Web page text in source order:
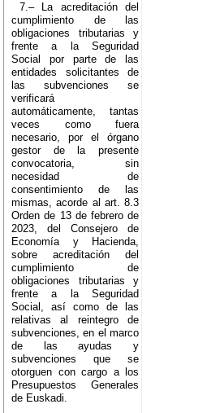
7.– La acreditación del
cumplimiento de las
obligaciones tributarias y
frente a la Seguridad
Social por parte de las
entidades solicitantes de
las subvenciones se
verificará
automáticamente, tantas
veces como fuera
necesario, por el órgano
gestor de la presente
convocatoria, sin
necesidad de
consentimiento de las
mismas, acorde al art. 8.3
Orden de 13 de febrero de
2023, del Consejero de
Economía y Hacienda,
sobre acreditación del
cumplimiento de
obligaciones tributarias y
frente a la Seguridad
Social, así como de las
relativas al reintegro de
subvenciones, en el marco
de las ayudas y
subvenciones que se
otorguen con cargo a los
Presupuestos Generales
de Euskadi.